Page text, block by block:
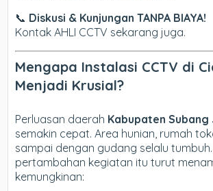
📞 Diskusi & Kunjungan TANPA BIAYA!
Kontak AHLI CCTV sekarang juga.
Mengapa Instalasi CCTV di
Menjadi Krusial?
Perluasan daerah Kabupaten
semakin cepat. Area hunian, rumah
sampai dengan gudang selalu
pertambahan kegiatan itu turut
kemungkinan: